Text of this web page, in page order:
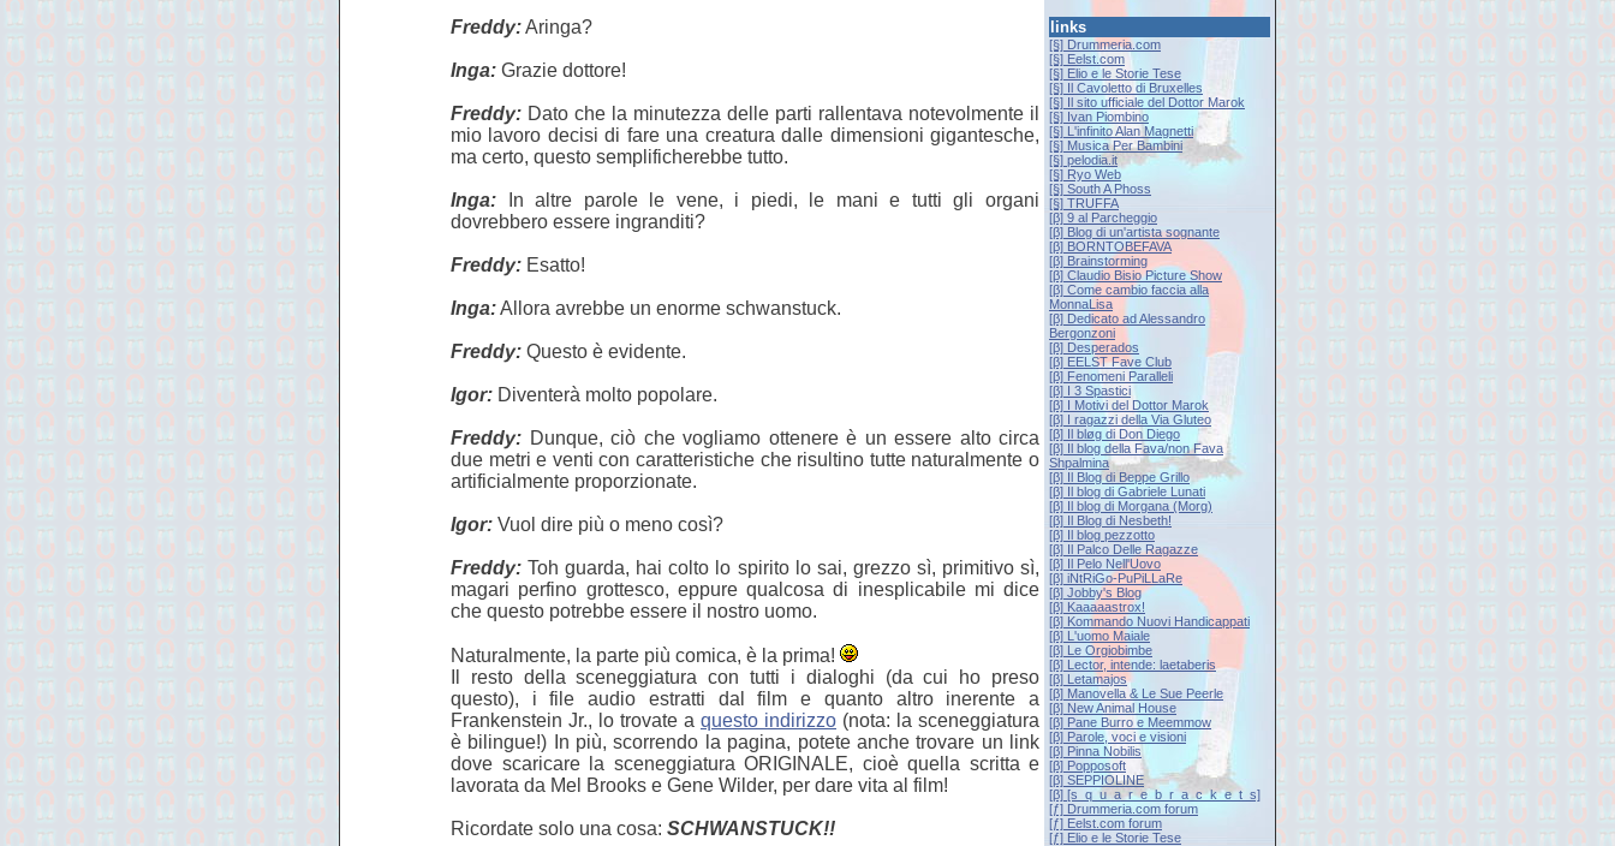
links
[§] Drummeria.com
[§] Eelst.com
[§] Elio e le Storie Tese
[§] Il Cavoletto di Bruxelles
[§] Il sito ufficiale del Dottor Marok
[§] Ivan Piombino
[§] L'infinito Alan Magnetti
[§] Musica Per Bambini
[§] pelodia.it
[§] Ryo Web
[§] South A Phoss
[§] TRUFFA
[β] 9 al Parcheggio
[β] Blog di un'artista sognante
[β] BORNTOBEFAVA
[β] Brainstorming
[β] Claudio Bisio Picture Show
[β] Come cambio faccia alla
MonnaLisa
[β] Dedicato ad Alessandro
Bergonzoni
[β] Desperados
[β] EELST Fave Club
[β] Fenomeni Paralleli
[β] I 3 Spastici
[β] I Motivi del Dottor Marok
[β] I ragazzi della Via Gluteo
[β] Il bløg di Don Diego
[β] Il blog della Fava/non Fava
Shpalmina
[β] Il Blog di Beppe Grillo
[β] Il blog di Gabriele Lunati
[β] Il blog di Morgana (Morg)
[β] Il Blog di Nesbeth!
[β] Il blog pezzotto
[β] Il Palco Delle Ragazze
[β] Il Pelo Nell'Uovo
[β] iNtRiGo-PuPiLLaRe
[β] Jobby's Blog
[β] Kaaaaastrox!
[β] Kommando Nuovi Handicappati
[β] L'uomo Maiale
[β] Le Orgiobimbe
[β] Lector, intende: laetaberis
[β] Letamajos
[β] Manovella & Le Sue Peerle
[β] New Animal House
[β] Pane Burro e Meemmow
[β] Parole, voci e visioni
[β] Pinna Nobilis
[β] Popposoft
[β] SEPPIOLINE
[β] [s_q_u_a_r_e_b_r_a_c_k_e_t_s]
[ƒ] Drummeria.com forum
[ƒ] Eelst.com forum
[ƒ] Elio e le Storie Tese
Freddy:Aringa?
Inga: Grazie dottore!
Freddy: Dato che la minutezza delle parti rallentava notevolmente il
mio lavoro decisi di fare una creatura dalle dimensioni gigantesche,
ma certo, questo semplificherebbe tutto.
Inga: In altre parole le vene, i piedi, le mani e tutti gli organi
dovrebbero essere ingranditi?
Freddy: Esatto!
Inga:Allora avrebbe un enorme schwanstuck.
Freddy: Questo è evidente.
Igor: Diventerà molto popolare.
Freddy: Dunque, ciò che vogliamo ottenere è un essere alto circa
due metri e venti con caratteristiche che risultino tutte naturalmente o
artificialmente proporzionate.
Igor: Vuol dire più o meno così?
Freddy: Toh guarda, hai colto lo spirito lo sai, grezzo sì, primitivo sì,
magari perfino grottesco, eppure qualcosa di inesplicabile mi dice
che questo potrebbe essere il nostro uomo.
Naturalmente, la parte più comica, è la prima!
Il resto della sceneggiatura con tutti i dialoghi (da cui ho preso
questo), i file audio estratti dal film e quanto altro inerente a
Frankenstein Jr., lo trovate a questo indirizzo (nota: la sceneggiatura
è bilingue!) In più, scorrendo la pagina, potete anche trovare un link
dove scaricare la sceneggiatura ORIGINALE, cioè quella scritta e
lavorata da Mel Brooks e Gene Wilder, per dare vita al film!
Ricordate solo una cosa: SCHWANSTUCK!!